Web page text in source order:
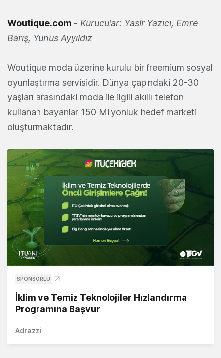
Woutique.com - Kurucular: Yasir Yazıcı, Emre
Barış, Yunus Ayyıldız
Woutique moda üzerine kurulu bir freemium sosyal
oyunlaştırma servisidir. Dünya çapındaki 20-30
yaşları arasındaki moda ile ilgili akıllı telefon
kullanan bayanlar 150 Milyonluk hedef marketi
oluşturmaktadır.
SPONSORLU
İklim ve Temiz Teknolojiler Hızlandırma
Programına Başvur
Adrazzi